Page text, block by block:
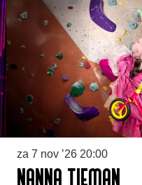
NANNA TIEMAN
za 7 nov ’26 20:00